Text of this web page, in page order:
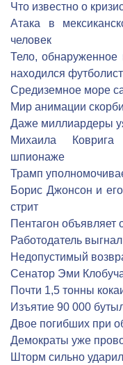
Что известно о
Атака в
человек
Тело, обнаруженное
находился
Средиземное море
Мир анимации
Даже миллиардеры
Михаила
шпионаже
Трамп
Борис Джонсон и
стрит
Пентагон объявляет
Работодатель
Недопустимый
Сенатор Эми
Почти 1,5 тонны
Изъятие 90 000
Двое погибших при
Демократы уже
Шторм сильно